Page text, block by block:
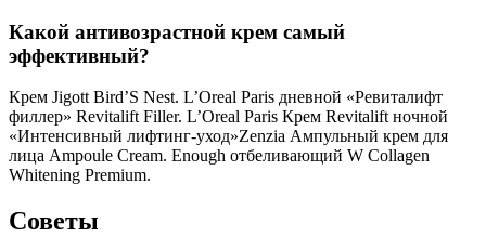
Какой антивозрастной крем самый
эффективный?
Крем Jigott Bird’S Nest. L’Oreal Paris дневной «Ревиталифт
филлер» Revitalift Filler. L’Oreal Paris Крем Revitalift ночной
«Интенсивный лифтинг-уход»Zenzia Ампульный крем для
лица Ampoule Cream. Enough отбеливающий W Collagen
Whitening Premium.
Советы